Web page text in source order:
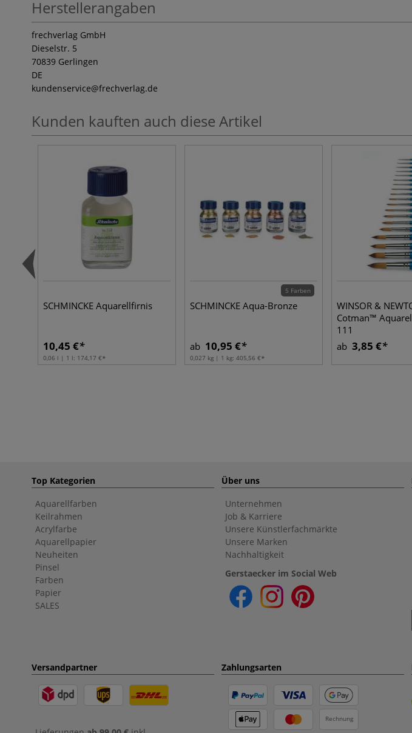
Herstellerangaben
frechverlag GmbH
Dieselstr. 5
70839 Gerlingen
DE
kundenservice@frechverlag.de
Kunden kauften auch diese Artikel
SCHMINCKE Aquarellfirnis
10,45 €
0,06 l | 1 l: 174,17 €
5 Farben
SCHMINCKE Aqua-Bronze
ab 10,95 €
0,027 kg | 1 kg: 405,56 €
WINSOR &
Cotman™
111
ab 3,85 €
Top Kategorien
Aquarellfarben
Keilrahmen
Acrylfarbe
Aquarellpapier
Neuheiten
Pinsel
Farben
Papier
SALES
Über uns
Unternehmen
Job & Karriere
Unsere Künstlerfachmärkte
Unsere Marken
Nachhaltigkeit
Gerstaecker im Social Web
Versandpartner Zahlungsarten
Rechnung